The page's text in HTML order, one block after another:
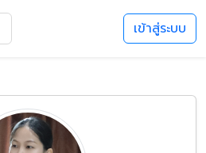
เข้าสู่ระบบ